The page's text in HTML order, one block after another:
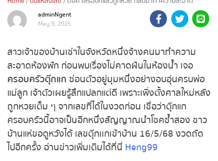
ถ่ายทอดสดถ่ายทอดสดหวย
รัฐบาลไทย
ถ่ายทอดสดหวยออมสิน
ถ่ายทอดสดหวยธกส.
ถ่ายทอดสดหวยลาว
ถ่ายทอดสดหวยลาว ซุปเปอร์
ถ่ายทอดสดหวยฮานอย
เจอ ครอบครัวตุ๊กแก คอหวยไม่พลาดส่อง เลขตุ๊กเเก
เข้าบ้าน 16/5/68 ลุ้นรวยงวดนี้
adminNgent
May 9, 2025
สาวเจ้าของบ้านเช่าในจังหวัดหนึ่งจ้างคนมาทำความ
สะอาดห้องพัก ก่อนพบเรื่องไม่คาดฝันในห้องน้ำ เจอ
ครอบครัวตุ๊กแก ซ่อนตัวอยู่มุมหนึ่งอย่างอบอุ่นครบ
พ่อแม่ลูก เจ้าตัวเผยรู้สึกแปลกแต่ดี เพราะเพิ่งตั้งศาล
ใหม่หลังถูกหวยเต็ม ๆ จากเลขที่ได้ในงวดก่อน เชื่อว่า
ตุ๊กแกครอบครัวนี้อาจเป็นอีกหนึ่งสัญญาณนำโชคซ้ำ
สอง ชาวบ้านแห่ขอดูหวังได้ เลขตุ๊กเเกเข้าบ้าน
16/5/68 งวดถัดไปอีกครั้ง อ่านข่าวเพิ่มเติมได้ที่นี่